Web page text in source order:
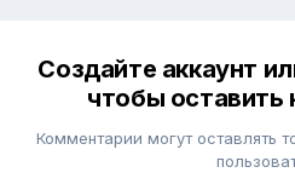
Создайте аккаунт
чтобы оставить
Комментарии могут оставлять